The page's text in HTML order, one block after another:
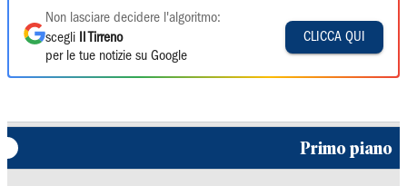
Non lasciare decidere l'algoritmo:
scegli
Il Tirreno
per le tue notizie su Google
CLICCA QUI
Primo piano